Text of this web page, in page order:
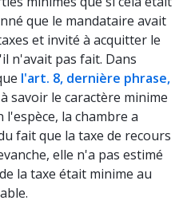
que le mandataire avait
et invité à acquitter le
n'avait pas fait. Dans
l'art. 8, dernière phrase,
savoir le caractère minime
la chambre a
fait que la taxe de recours
elle n'a pas estimé
la taxe était minime au